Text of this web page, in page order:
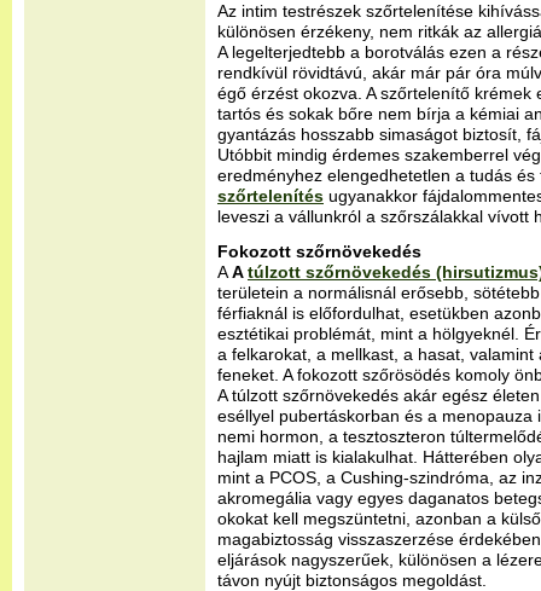
Az intim testrészek szőrtelenítése
különösen érzékeny, nem ritkák az
A legelterjedtebb a borotválás ezen a
rendkívül rövidtávú, akár már pár óra
égő érzést okozva. A szőrtelenítő krémek
tartós és sokak bőre nem bírja a kémiai
gyantázás hosszabb simaságot biztosít,
Utóbbit mindig érdemes szakemberrel
eredményhez elengedhetetlen a tudás
szőrtelenítés ugyanakkor
leveszi a vállunkról a szőrszálakkal vívott
Fokozott szőrnövekedés
AAtúlzott szőrnövekedés
területein a normálisnál erősebb,
férfiaknál is előfordulhat, esetükben
esztétikai problémát, mint a hölgyeknél.
a felkarokat, a mellkast, a hasat,
feneket. A fokozott szőrösödés komoly
A túlzott szőrnövekedés akár egész
eséllyel pubertáskorban és a menopauza
nemi hormon, a tesztoszteron
hajlam miatt is kialakulhat. Hátterében
mint a PCOS, a Cushing-szindróma, az
akromegália vagy egyes daganatos
okokat kell megszüntetni, azonban a
magabiztosság visszaszerzése
eljárások nagyszerűek, különösen a
távon nyújt biztonságos megoldást.